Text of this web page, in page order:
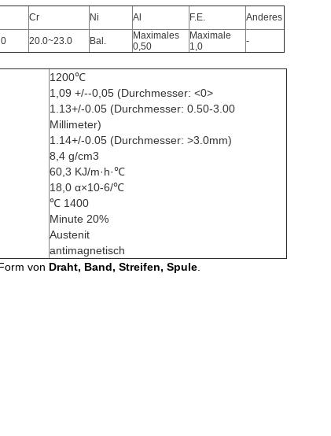
Cr Ni Al F.E. Anderes
20.0~23.0 Bal.
Maximales
0,50
Maximale
1,0
-
1200℃
1,09 +/--0,05 (Durchmesser: <0>
1.13+/-0.05 (Durchmesser: 0.50-3.00
Millimeter)
1.14+/-0.05 (Durchmesser: >3.0mm)
8,4 g/cm3
60,3 KJ/m·h·℃
18,0 α×10-6/℃
℃ 1400
Minute 20%
Austenit
antimagnetisch
von Draht, Band, Streifen, Spule